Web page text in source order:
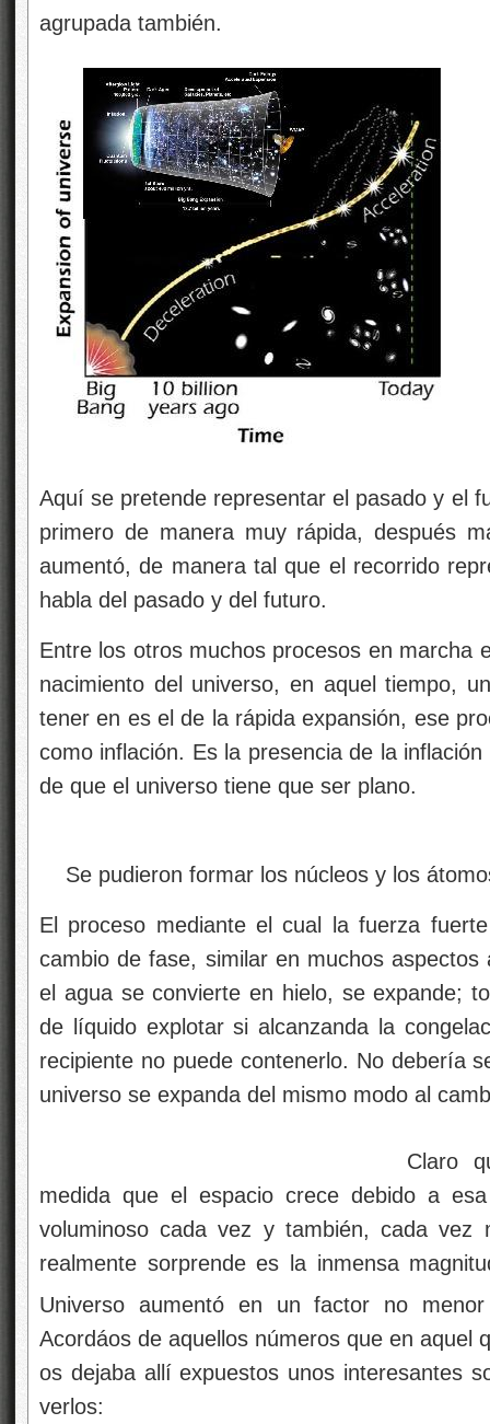
agrupada también.
Aquí se pretende representar el pasado y el
primero de manera muy rápida, después
aumentó, de manera tal que el recorrido
habla del pasado y del futuro.
Entre los otros muchos procesos en marcha
nacimiento del universo, en aquel tiempo,
tener en es el de la rápida expansión, ese
como inflación. Es la presencia de la
de que el universo tiene que ser plano.
Se pudieron formar los núcleos y los
El proceso mediante el cual la fuerza
cambio de fase, similar en muchos
el agua se convierte en hielo, se expande;
de líquido explotar si alcanzanda la
recipiente no puede contenerlo. No debería
universo se expanda del mismo modo al
Claro
medida que el espacio crece debido a
voluminoso cada vez y también, cada
realmente sorprende es la inmensa
Universo aumentó en un factor no
Acordáos de aquellos números que en
os dejaba allí expuestos unos interesantes
verlos: